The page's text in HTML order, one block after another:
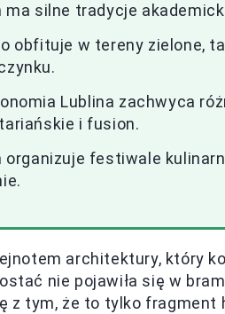
ma silne tradycje
obfituje w tereny zielone,
Lublina zachwyca
i fusion.
organizuje festiwale
architektury, który
nie pojawiła się w
z tym, że to tylko fragment